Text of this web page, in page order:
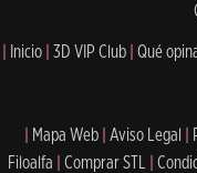
Inicio 3D VIP Club Qué
Mapa Web Aviso Legal
Filoalfa
Comprar STL